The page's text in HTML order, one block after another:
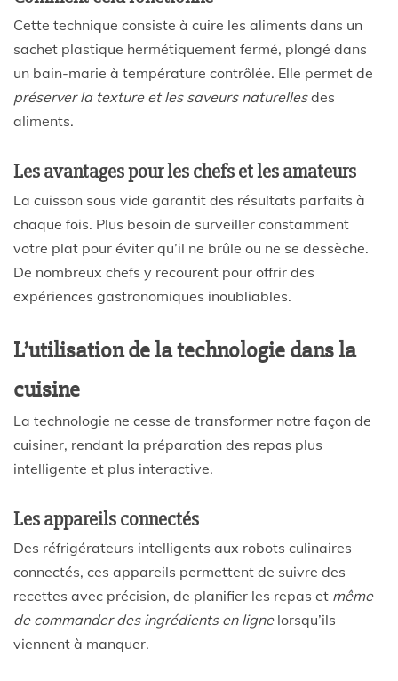
Cette technique consiste à cuire les aliments dans un
sachet plastique hermétiquement fermé, plongé dans
un bain-marie à température contrôlée. Elle permet de
préserver la texture et les saveurs naturellesdes
aliments.
Les avantages pour les chefs et les amateurs
La cuisson sous vide garantit des résultats parfaits à
chaque fois. Plus besoin de surveiller constamment
votre plat pour éviter qu’il ne brûle ou ne se dessèche.
De nombreux chefs y recourent pour offrir des
expériences gastronomiques inoubliables.
L’utilisation de la technologie dans la
cuisine
La technologie ne cesse de transformer notre façon de
cuisiner, rendant la préparation des repas plus
intelligente et plus interactive.
Les appareils connectés
Des réfrigérateurs intelligents aux robots culinaires
connectés, ces appareils permettent de suivre des
recettes avec précision, de planifier les repas et même
de commander des ingrédients en lignelorsqu’ils
viennent à manquer.